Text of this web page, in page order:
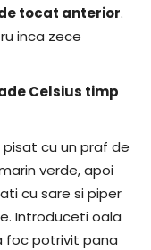
tocat anterior.
inca zece
Celsius timp
pisat cu un praf de
verde, apoi
cu sare si piper
Introduceti oala
foc potrivit pana